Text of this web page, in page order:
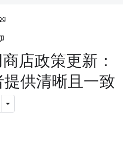
店政策更新：
供清晰且一致